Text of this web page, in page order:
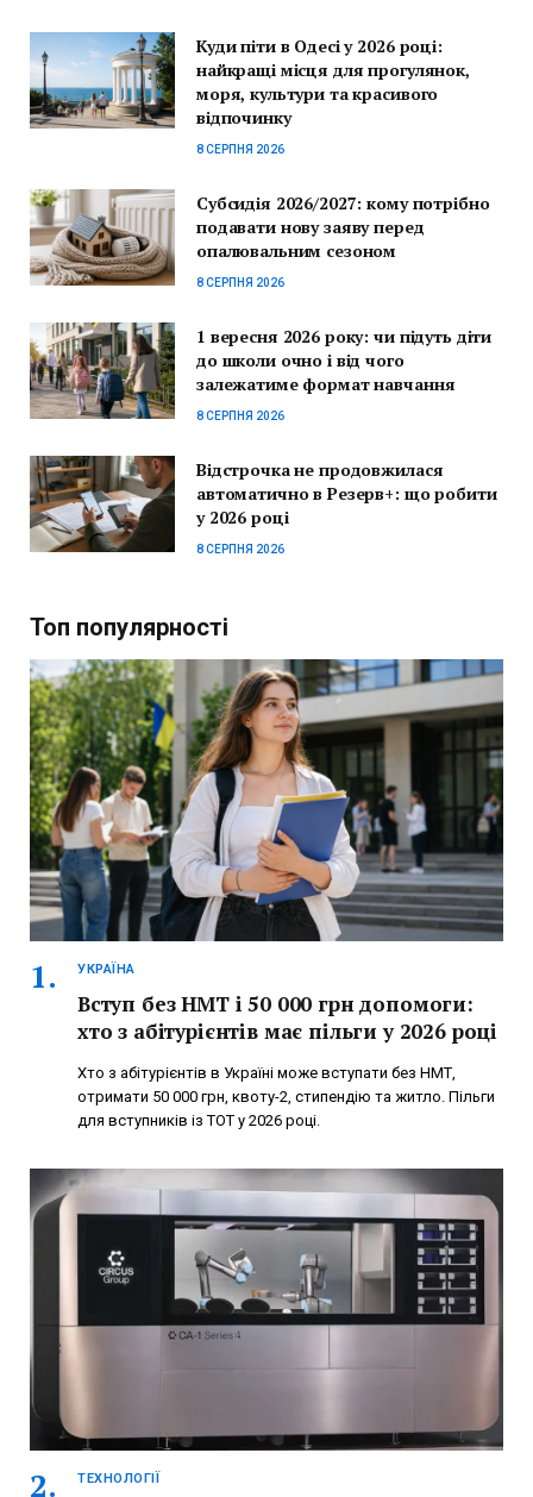
Куди піти в Одесі у 2026 році:
найкращі місця для прогулянок,
моря, культури та красивого
відпочинку
8 СЕРПНЯ 2026
Субсидія 2026/2027: кому потрібно
подавати нову заяву перед
опалювальним сезоном
8 СЕРПНЯ 2026
1 вересня 2026 року: чи підуть діти
до школи очно і від чого
залежатиме формат навчання
8 СЕРПНЯ 2026
Відстрочка не продовжилася
автоматично в Резерв+: що робити
у 2026 році
8 СЕРПНЯ 2026
Топ популярності
УКРАЇНА
Вступ без НМТ і 50 000 грн допомоги:
хто з абітурієнтів має пільги у 2026 році
Хто з абітурієнтів в Україні може вступати без НМТ,
отримати 50 000 грн, квоту-2, стипендію та житло. Пільги
для вступників із ТОТ у 2026 році.
ТЕХНОЛОГІЇ